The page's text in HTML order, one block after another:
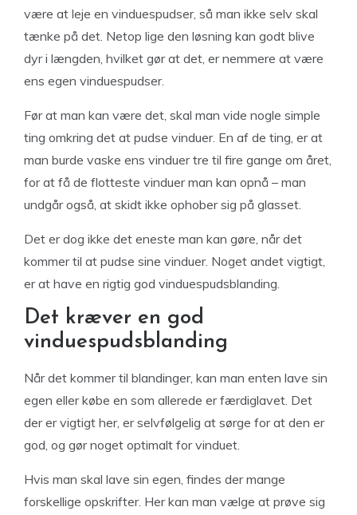
være at leje en vinduespudser, så man ikke selv skal
tænke på det. Netop lige den løsning kan godt blive
dyr i længden, hvilket gør at det, er nemmere at være
ens egen vinduespudser.
Før at man kan være det, skal man vide nogle simple
ting omkring det at pudse vinduer. En af de ting, er at
man burde vaske ens vinduer tre til fire gange om året,
for at få de flotteste vinduer man kan opnå – man
undgår også, at skidt ikke ophober sig på glasset.
Det er dog ikke det eneste man kan gøre, når det
kommer til at pudse sine vinduer. Noget andet vigtigt,
er at have en rigtig god vinduespudsblanding.
Det kræver en god
vinduespudsblanding
Når det kommer til blandinger, kan man enten lave sin
egen eller købe en som allerede er færdiglavet. Det
der er vigtigt her, er selvfølgelig at sørge for at den er
god, og gør noget optimalt for vinduet.
Hvis man skal lave sin egen, findes der mange
forskellige opskrifter. Her kan man vælge at prøve sig